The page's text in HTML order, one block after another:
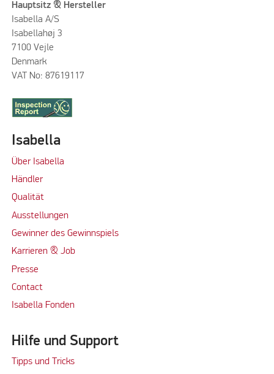
Hauptsitz & Hersteller
Isabella A/S
Isabellahøj 3
7100 Vejle
Denmark
VAT No: 87619117
Isabella
Über Isabella
Händler
Qualität
Ausstellungen
Gewinner des Gewinnspiels
Karrieren & Job
Presse
Contact
Isabella Fonden
Hilfe und Support
Tipps und Tricks